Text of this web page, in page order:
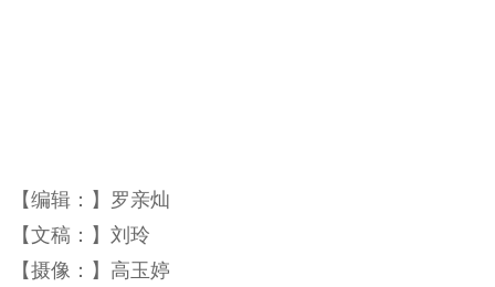
【编辑：】罗亲灿
【文稿：】刘玲
【摄像：】高玉婷